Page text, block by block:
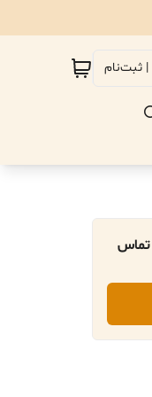
| ثبت‌نام
تماس